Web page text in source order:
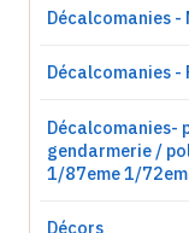
Décalcomanies -
Décalcomanies
Décalcomanies-
gendarmerie /
1/87eme 1/
Décors